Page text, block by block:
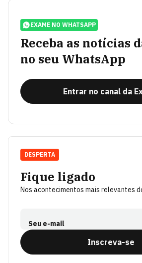
EXAME NO WHATSAPP
Receba as notícias
no seu WhatsApp
Entrar no canal da
Fique ligado
Nos acontecimentos mais relevantes
Seu e-mail
Inscreva-se
DESPERTA